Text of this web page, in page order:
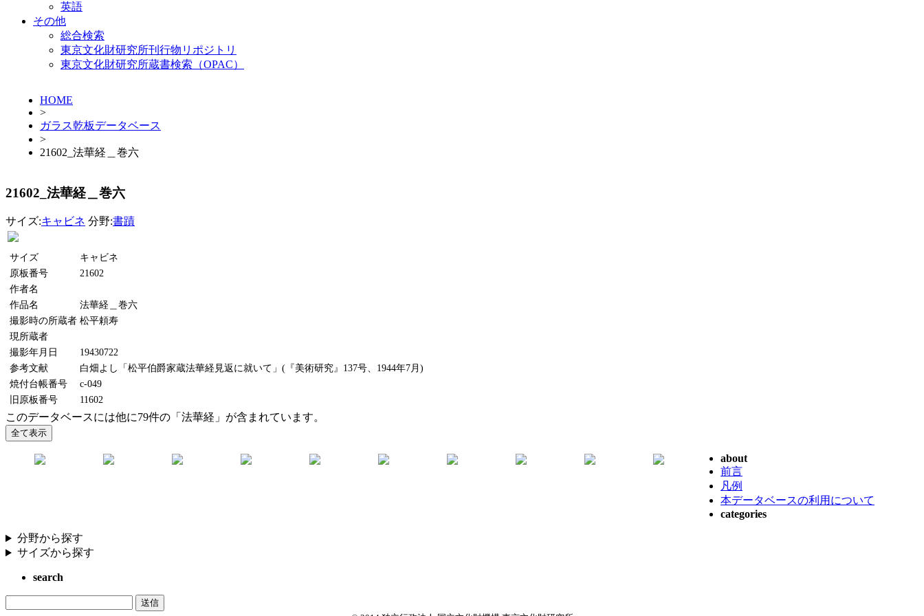
英語
その他
総合検索
東京文化財研究所刊行物リポジトリ
東京文化財研究所蔵書検索（OPAC）
HOME
>
ガラス乾板データベース
>
21602_法華経＿巻六
21602_法華経＿巻六
サイズ:キャビネ 分野:書蹟
サイズ
キャビネ
原板番号
21602
作者名
作品名
法華経＿巻六
撮影時の所蔵者 松平頼寿
現所蔵者
撮影年月日
19430722
参考文献
白畑よし「松平伯爵家蔵法華経見返に就いて」(『美術研究』137号、1944年7月)
焼付台帳番号
c-049
旧原板番号
11602
このデータベースには他に79件の「法華経」が含まれています。
about
前言
凡例
本データベースの利用について
categories
分野から探す
サイズから探す
search